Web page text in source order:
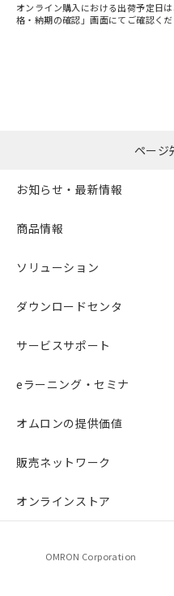
オンライン購入における出荷予定日
格・納期の確認」画面にてご確認くだ
ページ
お知らせ・最新情報
商品情報
ソリューション
ダウンロードセンタ
サービスサポート
eラーニング・セミナ
オムロンの提供価値
販売ネットワーク
オンラインストア
OMRON Corporation